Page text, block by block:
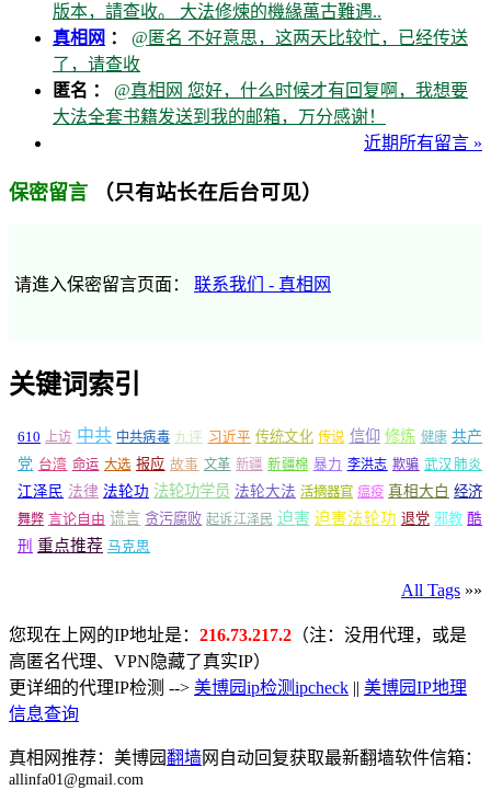
版本，請查收。 大法修煉的機緣萬古難遇..
真相网 ： @匿名 不好意思，这两天比较忙，已经传送
了，请查收
匿名 ： @真相网 您好，什么时候才有回复啊，我想要
大法全套书籍发送到我的邮箱，万分感谢！
近期所有留言 »
保密留言 （只有站长在后台可见）
请進入保密留言页面： 联系我们 - 真相网
关键词索引
610 上访 中共 中共病毒 九评 习近平 传统文化 传说 信仰 修炼 健康 共产
党 台湾 命运 大选 报应 故事 文革 新疆 新疆棉 暴力 李洪志 欺骗 武汉肺炎
江泽民 法律 法轮功 法轮功学员 法轮大法 活摘器官 瘟疫 真相大白 经济
舞弊 言论自由 谎言 贪污腐败 起诉江泽民 迫害 迫害法轮功 退党 邪教 酷
刑 重点推荐 马克思
All Tags »»
您现在上网的IP地址是： 216.73.217.2 （注：没用代理，或是
高匿名代理、VPN隐藏了真实IP）
更详细的代理IP检测 --> 美博园ip检测ipcheck || 美博园IP地理
信息查询
真相网推荐：美博园翻墙网自动回复获取最新翻墙软件信箱：
allinfa01@gmail.com